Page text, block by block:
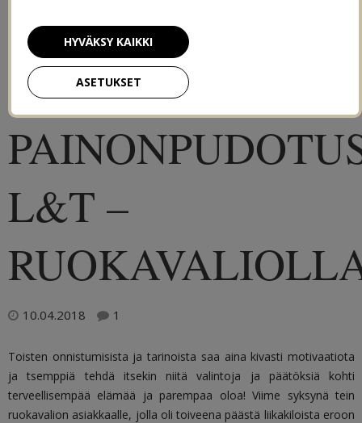
ASIAKKAAN
TARINA: – 20 KG
L&T –
10.04.2018 1
Toisten onnistumisista ja tarinoista saa aina kivasti motivaatiota
ja tsemppiä tehdä itsekin niitä valintoja ja päätöksiä kohti
terveellisempää elämää ja parempaa oloa! Viime syksynä tein
ruokavalion asiakkaalle, jolla oli toiveena päästä liikakiloista eroon
ASETUKSET
HYVÄKSY KAIKKI